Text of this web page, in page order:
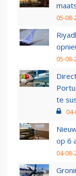
05-08-
05-08-
te
op 6
04-08-